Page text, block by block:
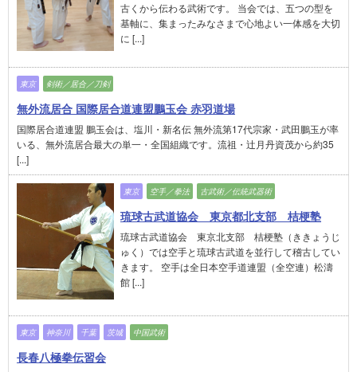
古くから伝わる武術です。 当会では、五つの型を
基軸に、集まったみなさまで心地よい一体感を大切
に [...]
東京 剣術／居合／刀剣
無外流居合 国際居合道連盟鵬玉会 赤羽道場
国際居合道連盟 鵬玉会は、塩川・新名伝 無外流第17代宗家・武田鵬玉が率
いる、無外流居合最大の単一・全国組織です。流祖・辻月丹資茂から約35
[...]
東京 空手／拳法 古武術／伝統武器術
琉球古武道協会 東京都北支部 桔梗塾
琉球古武道協会 東京北支部 桔梗塾（ききょうじ
ゅく）では空手と琉球古武道を並行して稽古してい
きます。 空手は全日本空手道連盟（全空連）松濤
館 [...]
東京 神奈川 千葉 茨城 中国武術
長春八極拳伝習会